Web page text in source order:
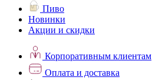
Пиво
Новинки
Акции и скидки
Корпоративным клиентам
Оплата и доставка